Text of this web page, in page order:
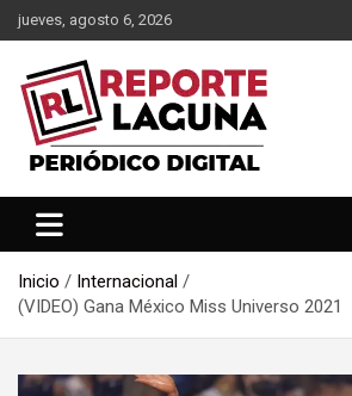
Saltar
al
contenido
jueves, agosto 6, 2026
Reporte Laguna
Inicio
Internacional
(VIDEO) Gana México Miss Universo 2021